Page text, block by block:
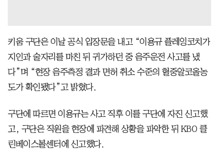
키움 구단은 이날 공식 입장문을 내고 “이용규 플레잉코치가
지인과 술자리를 마친 뒤 귀가하던 중 음주운전 사고를 냈
다”며 “현장 음주측정 결과 면허 취소 수준의 혈중알코올농
도가 확인됐다”고 밝혔다.
구단에 따르면 이용규는 사고 직후 이를 구단에 자진 신고했
고, 구단은 직원을 현장에 파견해 상황을 파악한 뒤 KBO 클
린베이스볼센터에 신고했다.